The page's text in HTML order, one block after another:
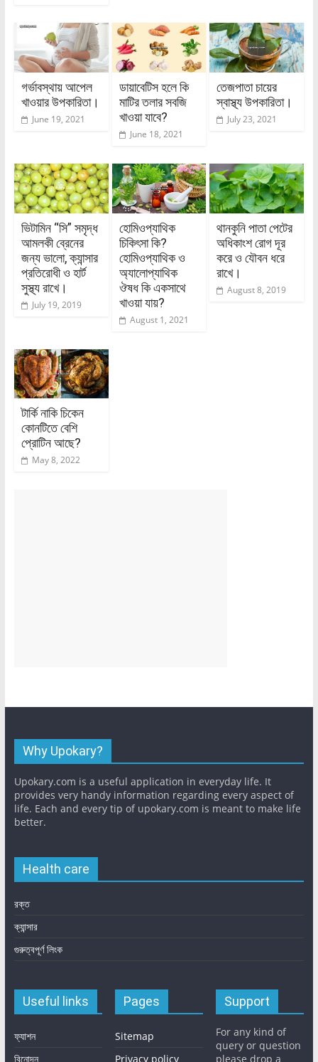
গর্ভাবস্থায় আপেল
খাওয়ার উপকারিতা।
June 19, 2021
ডায়াবেটিস হলে কি
মাটির তলার সবজি
খাওয়া যাবে?
June 18, 2021
তেজপাতা চায়ের
স্বাস্থ্য উপকারিতা।
July 23, 2021
ভিটামিন “সি” সমৃদ্ধ
আমলকী ব্রেনের
জন্য ভালো, ক্যান্সার
প্রতিরোধী ও হার্ট
সুস্থ্য রাখে।
July 19, 2019
হোমিওপ্যাথিক
চিকিৎসা কি?
হোমিওপ্যাথিক ও
অ্যালোপ্যাথিক
ঔষধ কি একসাথে
খাওয়া যায়?
August 1, 2021
থানকুনি পাতা পেটের
অধিকাংশ রোগ দূর
করে ও যৌবন ধরে
রাখে।
August 8, 2019
টার্কি নাকি চিকেন
কোনটিতে বেশি
প্রোটিন আছে?
May 8, 2022
Why Upokary?
Upokary.com is a useful application in everyday life. It
provides very handy information regarding every aspect of
life. Each and every tip of upokary.com is meant to make life
better.
Health care
রক্ত
ক্যান্সার
গুরুত্বপূর্ণ লিংক
Useful links
ফ্যাশন
বিনোদন
Pages
Sitemap
Privacy policy
Support
For any kind of
query or question
please drop a